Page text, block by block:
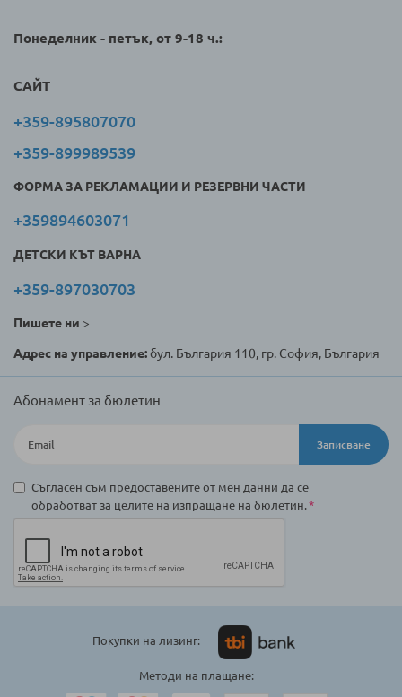
Понеделник - петък, от 9-18 ч.:
САЙТ
+359-895807070
+359-899989539
ФОРМА ЗА РЕКЛАМАЦИИ И РЕЗЕРВНИ ЧАСТИ
+359894603071
ДЕТСКИ КЪТ ВАРНА
+359-897030703
Пишете ни >
Адрес на управление:бул. България 110, гр. София, България
Абонамент за бюлетин
Записване
Съгласен съм предоставените от мен данни да се
обработват за целите на изпращане на бюлетин.
Покупки на лизинг:
Методи на плащане: